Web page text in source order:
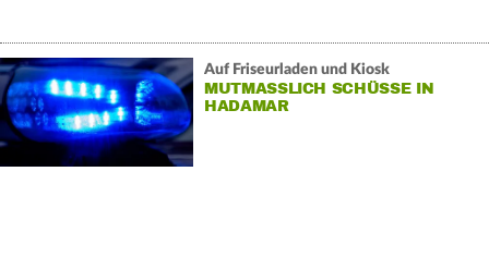
Auf Friseurladen und Kiosk
MUTMASSLICH SCHÜSSE IN H
ADAMAR